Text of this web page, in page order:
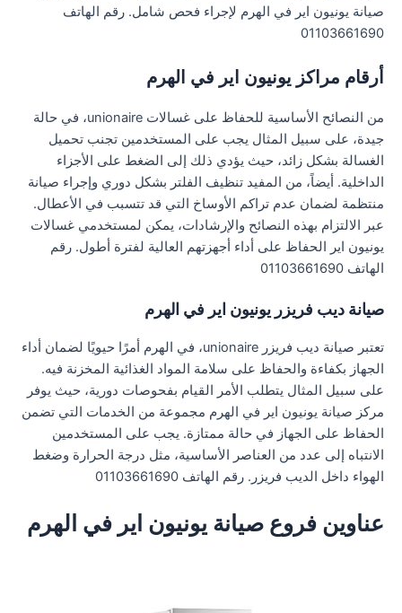
صيانة يونيون اير في الهرم لإجراء فحص شامل. رقم الهاتف
01103661690
أرقام مراكز يونيون اير في الهرم
من النصائح الأساسية للحفاظ على غسالات unionaire، في حالة
جيدة، على سبيل المثال يجب على المستخدمين تجنب تحميل
الغسالة بشكل زائد، حيث يؤدي ذلك إلى الضغط على الأجزاء
الداخلية. أيضاً، من المفيد تنظيف الفلتر بشكل دوري وإجراء صيانة
منتظمة لضمان عدم تراكم الأوساخ التي قد تتسبب في الأعطال.
عبر الالتزام بهذه النصائح والإرشادات، يمكن لمستخدمي غسالات
يونيون اير الحفاظ على أداء أجهزتهم العالية لفترة أطول. رقم
الهاتف 01103661690
صيانة ديب فريزر يونيون اير في الهرم
تعتبر صيانة ديب فريزر unionaire، في الهرم أمرًا حيويًا لضمان أداء
الجهاز بكفاءة والحفاظ على سلامة المواد الغذائية المخزنة فيه.
على سبيل المثال يتطلب الأمر القيام بفحوصات دورية، حيث يوفر
مركز صيانة يونيون اير في الهرم مجموعة من الخدمات التي تضمن
الحفاظ على الجهاز في حالة ممتازة. يجب على المستخدمين
الانتباه إلى عدد من العناصر الأساسية، مثل درجة الحرارة وضغط
الهواء داخل الديب فريزر. رقم الهاتف 01103661690
عناوين فروع صيانة يونيون اير في الهرم